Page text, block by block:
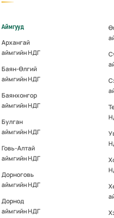
Аймгууд
Архангай
аймгийн НДГ
Баян-Өлгий
аймгийн НДГ
Баянхонгор
аймгийн НДГ
Булган
аймгийн НДГ
Говь-Алтай
аймгийн НДГ
Дорноговь
аймгийн НДГ
Дорнод
аймгийн НДГ